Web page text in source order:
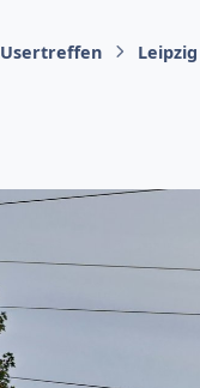
Usertreffen Leipzig